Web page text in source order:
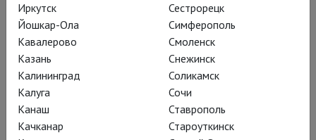
Иркутск
Йошкар-Ола
Кавалерово
Казань
Калининград
Калуга
Канаш
Качканар
Сестрорецк
Симферополь
Смоленск
Снежинск
Соликамск
Сочи
Ставрополь
Староуткинск